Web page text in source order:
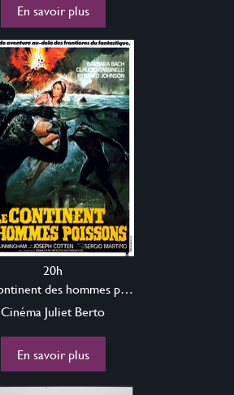
En savoir plus
20h
Le Continent des hommes poissons
Cinéma Juliet Berto
En savoir plus